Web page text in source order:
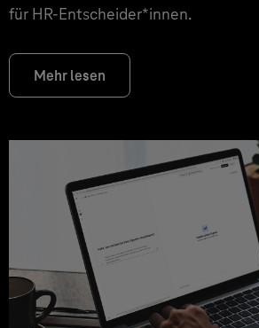
für HR‑Entscheider*innen.
Mehr lesen